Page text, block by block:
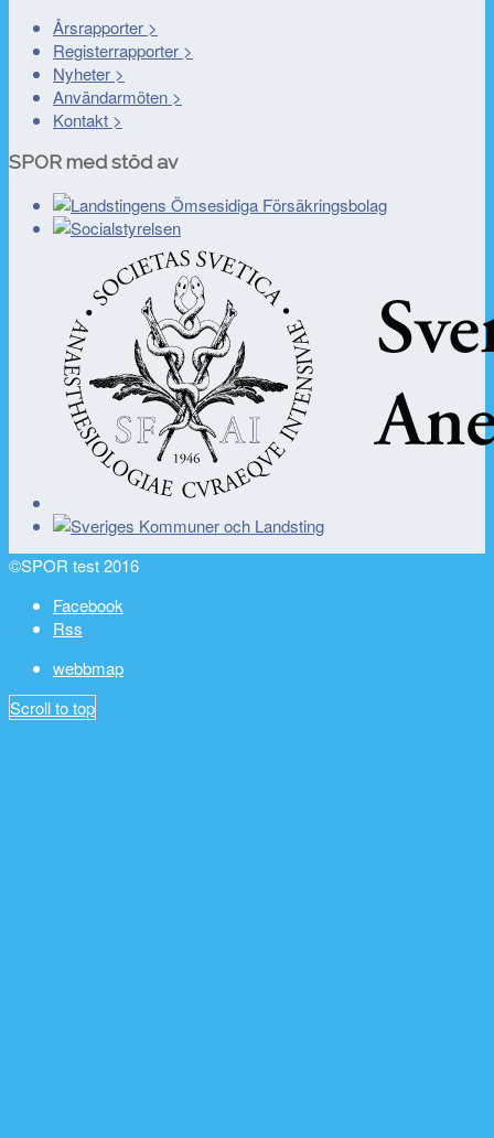
Årsrapporter >
Registerrapporter >
Nyheter >
Användarmöten >
Kontakt >
SPOR med stöd av
©SPOR test 2016
Facebook
Rss
webbmap
Scroll to top